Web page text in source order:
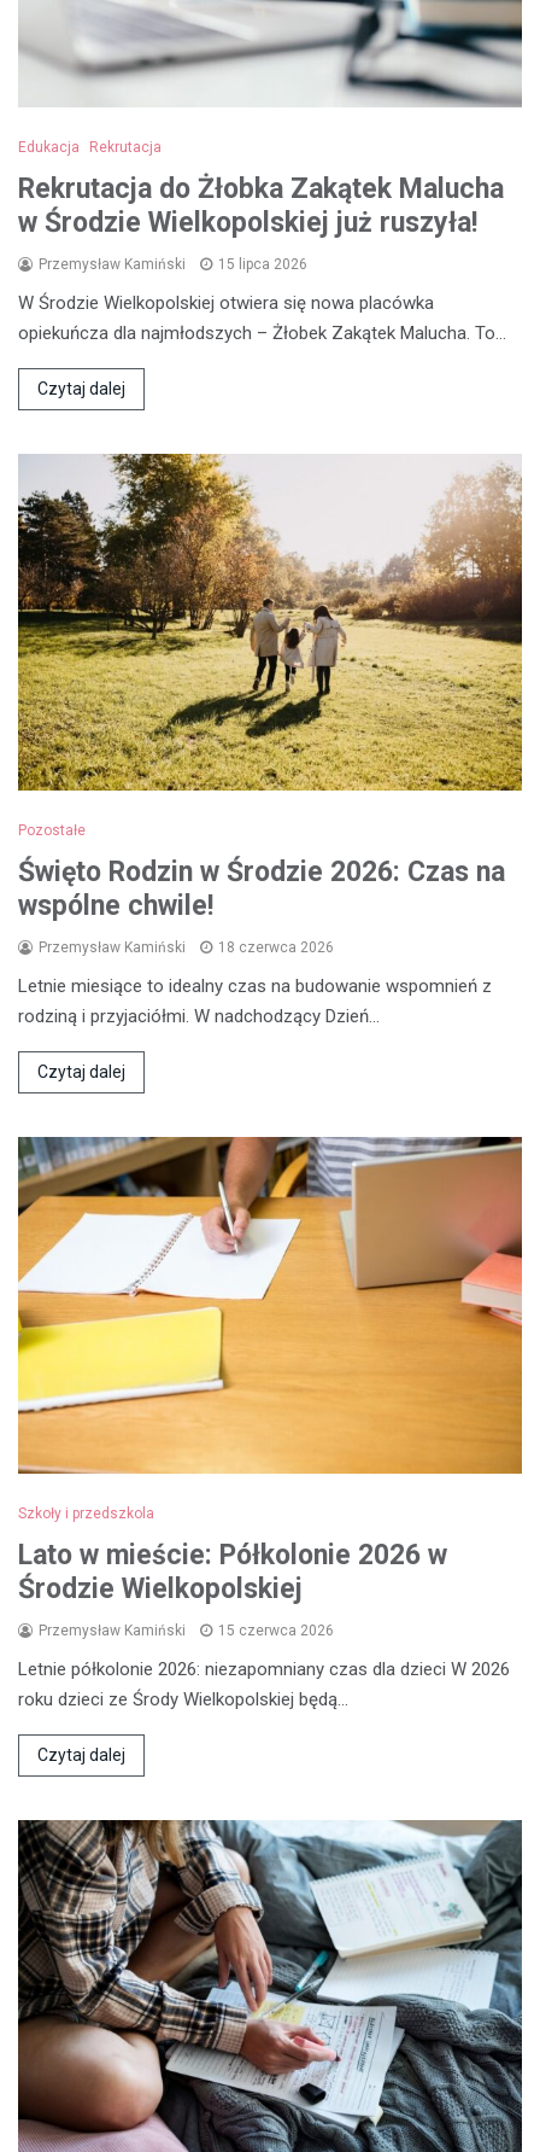
Edukacja Rekrutacja
Rekrutacja do Żłobka Zakątek Malucha
w Środzie Wielkopolskiej już ruszyła!
Przemysław Kamiński 15 lipca 2026
W Środzie Wielkopolskiej otwiera się nowa placówka
opiekuńcza dla najmłodszych – Żłobek Zakątek Malucha. To…
Czytaj dalej
Pozostałe
Święto Rodzin w Środzie 2026: Czas na
wspólne chwile!
Przemysław Kamiński 18 czerwca 2026
Letnie miesiące to idealny czas na budowanie wspomnień z
rodziną i przyjaciółmi. W nadchodzący Dzień…
Czytaj dalej
Szkoły i przedszkola
Lato w mieście: Półkolonie 2026 w
Środzie Wielkopolskiej
Przemysław Kamiński 15 czerwca 2026
Letnie półkolonie 2026: niezapomniany czas dla dzieci W 2026
roku dzieci ze Środy Wielkopolskiej będą…
Czytaj dalej